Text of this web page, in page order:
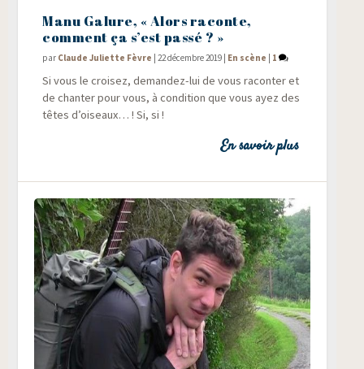
Manu Galure, « Alors raconte,
comment ça s’est passé ? »
par Claude Juliette Fèvre |22 décembre 2019 En scène 1
Si vous le croi­sez, deman­dez-lui de vous racon­ter et
de chan­ter pour vous, à condi­tion que vous ayez des
têtes d’oiseaux… ! Si, si !
En savoir plus